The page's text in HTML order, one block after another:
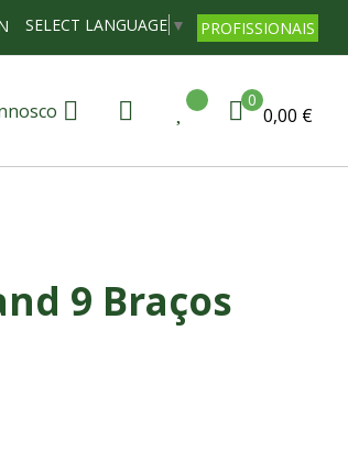
PROFISSIONAIS
SELECT LANGUAGE ▼
0
0,00 €
9 Braços